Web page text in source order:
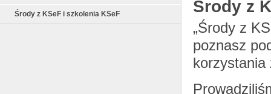
Środy z KSeF i szkolenia KSeF Środy z
„Środy z
poznasz
korzystania